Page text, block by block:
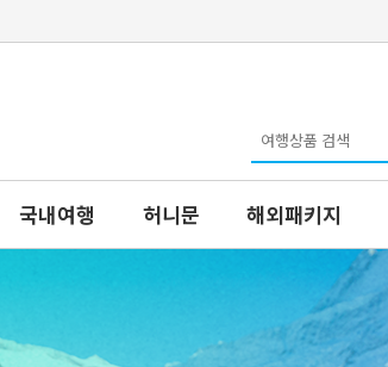
국내여행 허니문 해외패키지